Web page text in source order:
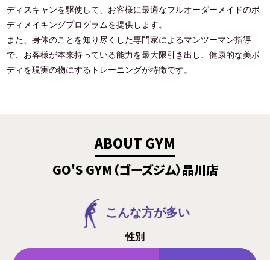
ディスキャンを駆使して、お客様に最適なフルオーダーメイドのボ
ディメイキングプログラムを提供します。
また、身体のことを知り尽くした専門家によるマンツーマン指導
で、お客様が本来持っている能力を最大限引き出し、健康的な美ボ
ディを現実の物にするトレーニングが特徴です。
ABOUT GYM
GO'S GYM（ゴーズジム）品川店
こんな方が多い
性別